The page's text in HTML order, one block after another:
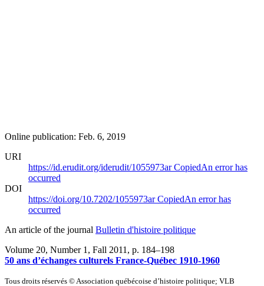
Online publication: Feb. 6, 2019
URI
https://id.erudit.org/iderudit/1055973arCopiedAn error has
occurred
DOI
https://doi.org/10.7202/1055973arCopiedAn error has
occurred
An article of the journal Bulletin d'histoire politique
Volume 20, Number 1, Fall 2011 , p. 184–198
50 ans d’échanges culturels France-Québec 1910-1960
Tous droits réservés © Association québécoise d’histoire politique; VLB